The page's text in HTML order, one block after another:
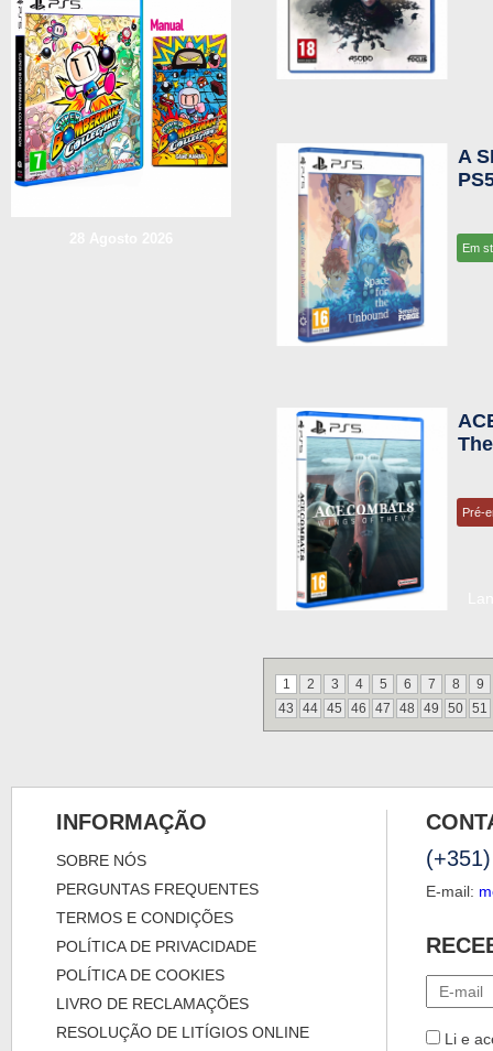
A
Em
Pré-
1 2 3 4 5 6 7 8
9
43
44 45 46 47 48 49 50 51
INFORMAÇÃO
SOBRE NÓS
PERGUNTAS FREQUENTES
TERMOS E CONDIÇÕES
POLÍTICA DE PRIVACIDADE
POLÍTICA DE COOKIES
LIVRO DE RECLAMAÇÕES
RESOLUÇÃO DE LITÍGIOS ONLINE
E-mail:
Li e